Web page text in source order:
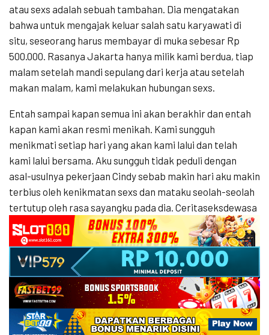
atau sexs adalah sebuah tambahan. Dia mengatakan
bahwa untuk mengajak keluar salah satu karyawati di
situ, seseorang harus membayar di muka sebesar Rp
500.000. Rasanya Jakarta hanya milik kami berdua, tiap
malam setelah mandi sepulang dari kerja atau setelah
makan malam, kami melakukan hubungan sexs.
Entah sampai kapan semua ini akan berakhir dan entah
kapan kami akan resmi menikah. Kami sungguh
menikmati setiap hari yang akan kami lalui dan telah
kami lalui bersama. Aku sungguh tidak peduli dengan
asal-usulnya pekerjaan Cindy sebab makin hari aku makin
terbius oleh kenikmatan sexs dan mataku seolah-seolah
tertutup oleh rasa sayangku pada dia. Ceritaseksdewasa